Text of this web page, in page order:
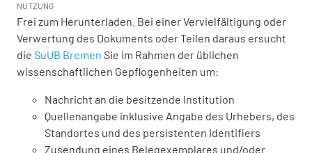
NUTZUNG
Frei zum Herunterladen. Bei einer Vervielfältigung oder
Verwertung des Dokuments oder Teilen daraus ersucht
die SuUB Bremen Sie im Rahmen der üblichen
wissenschaftlichen Gepflogenheiten um:
Nachricht an die besitzende Institution
Quellenangabe inklusive Angabe des Urhebers, des
Standortes und des persistenten Identifiers
Zusendung eines Belegexemplares und/oder